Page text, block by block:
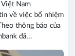
Nam
về việc bổ nhiệm
thông báo của
đã...